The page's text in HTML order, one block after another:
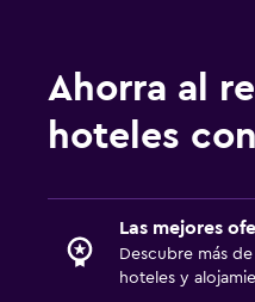
Ahorra al
hoteles
Las mejores
Descubre más
hoteles y